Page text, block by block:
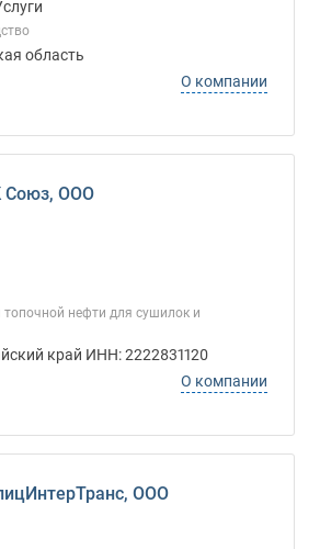
область
О компании
Союз, ООО
топочной нефти для сушилок и
край ИНН: 2222831120
О компании
ООО